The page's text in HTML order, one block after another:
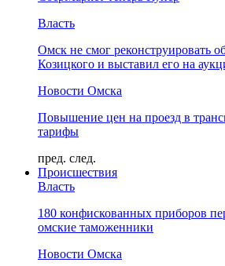
Власть
Омск не смог реконструировать
Козицкого и выставил его на
Новости Омска
Повышение цен на проезд в
тарифы
пред. след.
Происшествия
Власть
180 конфискованных приборов
омские таможенники
Новости Омска